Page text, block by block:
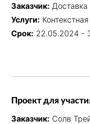
Заказчик:
Услуги:
Срок: 22.05.2024 -
Проект для
Заказчик: Солв